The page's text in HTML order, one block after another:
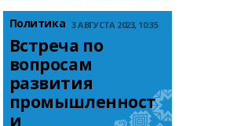
Политика 3 АВГУСТА 2023, 10:35
Встреча по
вопросам
развития
промышленност
и